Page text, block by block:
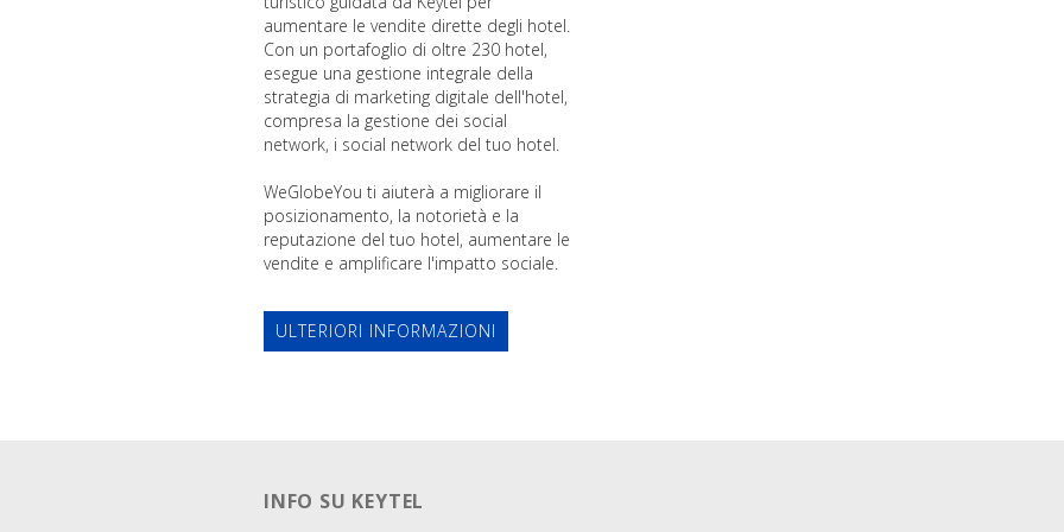
aumentare le vendite dirette degli hotel.
Con un portafoglio di oltre 230 hotel,
esegue una gestione integrale della
strategia di marketing digitale dell'hotel,
compresa la gestione dei social
network, i social network del tuo hotel.
WeGlobeYou ti aiuterà a migliorare il
posizionamento, la notorietà e la
reputazione del tuo hotel, aumentare le
vendite e amplificare l'impatto sociale.
ULTERIORI INFORMAZIONI
INFO SU KEYTEL